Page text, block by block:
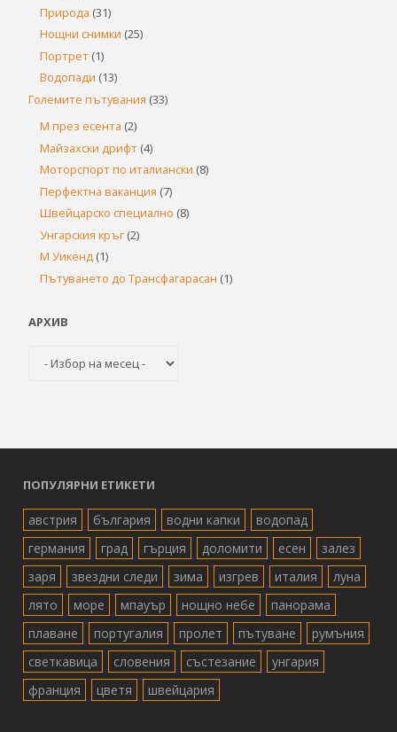
Природа (31)
Нощни снимки (25)
Портрет (1)
Водопади (13)
Големите пътувания (33)
М през есента (2)
Майзахски дрифт (4)
Моторспорт по италиански (8)
Перфектна ваканция (7)
Швейцарско специално (8)
Унгарския кръг (2)
М Уикенд (1)
Пътуването до Трансфагарасан (1)
АРХИВ
ПОПУЛЯРНИ ЕТИКЕТИ
австрия българия водни капки
водопад
германия
град гърция доломити есен
залез
заря
звездни следи зима изгрев италия
луна
лято
море мпауър нощно небе
панорама
плаване
португалия пролет пътуване
румъния
светкавица
словения състезание
унгария
франция
цветя швейцария